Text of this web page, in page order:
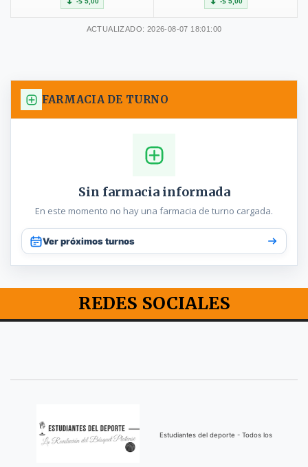
ACTUALIZADO: 2026-08-07 18:01:00
FARMACIA DE TURNO
Sin farmacia informada
En este momento no hay una farmacia de turno cargada.
Ver próximos turnos
REDES SOCIALES
Estudiantes del deporte - Todos los